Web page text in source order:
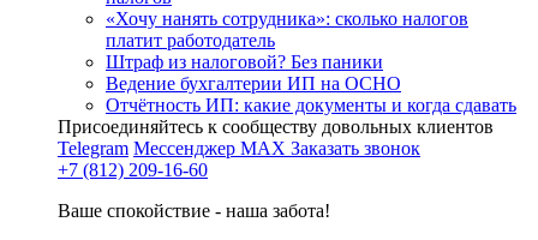
«Хочу нанять сотрудника»: сколько налогов
платит работодатель
Штраф из налоговой? Без паники
Ведение бухгалтерии ИП на ОСНО
Отчётность ИП: какие документы и когда сдавать
Присоединяйтесь к сообществу довольных клиентов
Telegram Мессенджер MAX Заказать звонок
+7 (812) 209-16-60
Ваше спокойствие - наша забота!